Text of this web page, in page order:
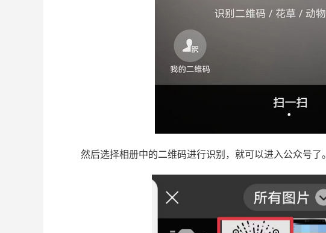
然后选择相册中的二维码进行识别，就可以进入公众号了。